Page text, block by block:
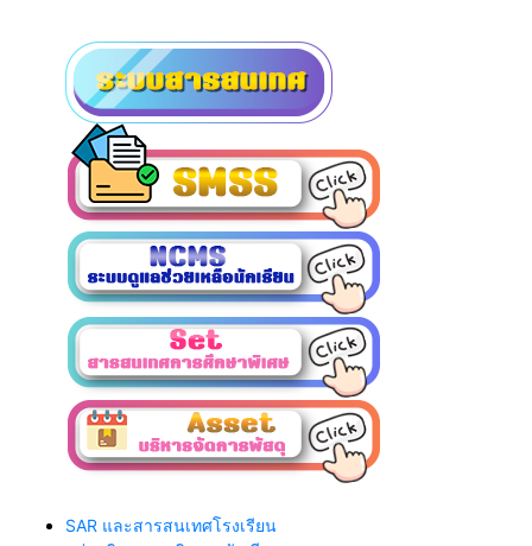
SAR และสารสนเทศโรงเรียน